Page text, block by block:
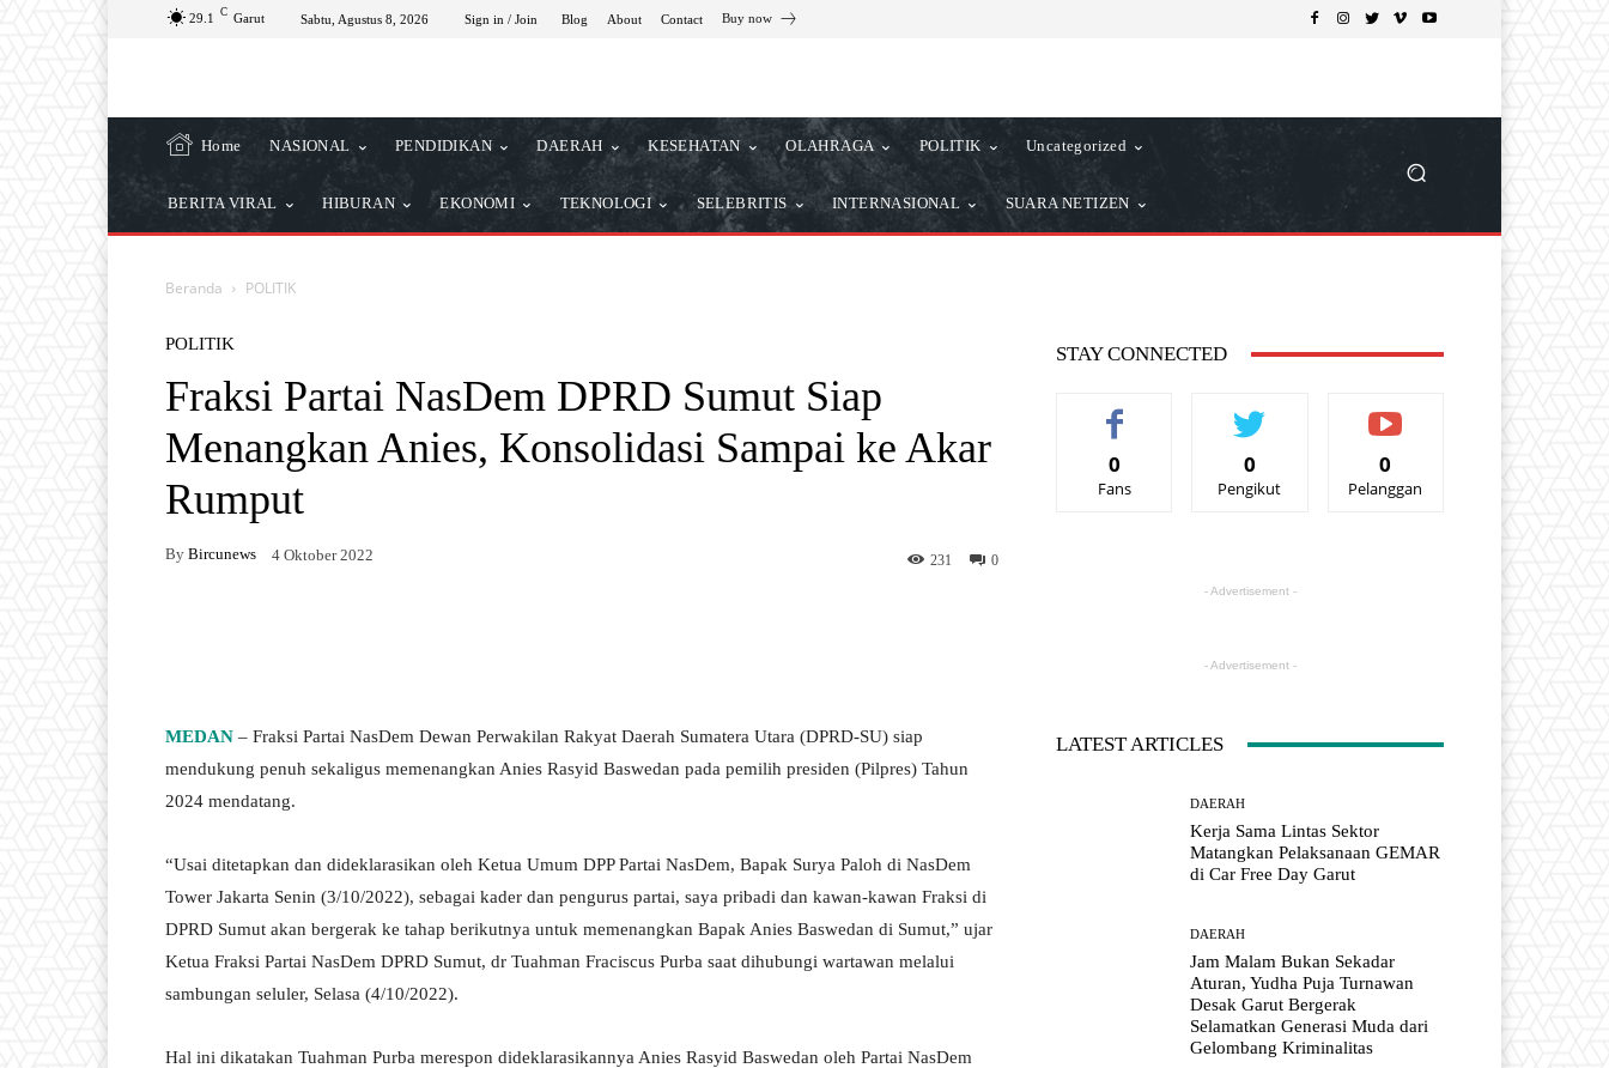
29.1 C Garut Sabtu, Agustus 8, 2026 Sign in / Join Blog About Contact Buy now
Home NASIONAL PENDIDIKAN DAERAH KESEHATAN OLAHRAGA POLITIK Uncategorized
BERITA VIRAL HIBURAN EKONOMI TEKNOLOGI SELEBRITIS INTERNASIONAL SUARA NETIZEN
Beranda POLITIK
POLITIK
Fraksi Partai NasDem DPRD Sumut Siap
Menangkan Anies, Konsolidasi Sampai ke Akar
Rumput
By Bircunews 4 Oktober 2022 0
231
MEDAN – Fraksi Partai NasDem Dewan Perwakilan Rakyat Daerah Sumatera Utara (DPRD-SU) siap
mendukung penuh sekaligus memenangkan Anies Rasyid Baswedan pada pemilih presiden (Pilpres) Tahun
2024 mendatang.
“Usai ditetapkan dan dideklarasikan oleh Ketua Umum DPP Partai NasDem, Bapak Surya Paloh di NasDem
Tower Jakarta Senin (3/10/2022), sebagai kader dan pengurus partai, saya pribadi dan kawan-kawan Fraksi di
DPRD Sumut akan bergerak ke tahap berikutnya untuk memenangkan Bapak Anies Baswedan di Sumut,” ujar
Ketua Fraksi Partai NasDem DPRD Sumut, dr Tuahman Fraciscus Purba saat dihubungi wartawan melalui
sambungan seluler, Selasa (4/10/2022).
Hal ini dikatakan Tuahman Purba merespon dideklarasikannya Anies Rasyid Baswedan oleh Partai NasDem
STAY CONNECTED
0
Fans
0
Pengikut
0
Pelanggan
- Advertisement -
- Advertisement -
LATEST ARTICLES
DAERAH
Kerja Sama Lintas Sektor
Matangkan Pelaksanaan GEMAR
di Car Free Day Garut
DAERAH
Jam Malam Bukan Sekadar
Aturan, Yudha Puja Turnawan
Desak Garut Bergerak
Selamatkan Generasi Muda dari
Gelombang Kriminalitas